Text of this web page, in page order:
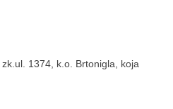
1374, k.o. Brtonigla, koja